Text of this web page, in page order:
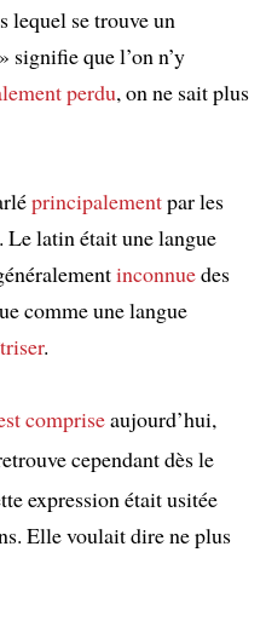
lequel se trouve un
» signifie que l’on n’y
perdu, on ne sait plus
principalementpar les
Le latin était une langue
inconnuedes
comme une langue
.
compriseaujourd’hui,
cependant dès le
expression était usitée
Elle voulait dire ne plus